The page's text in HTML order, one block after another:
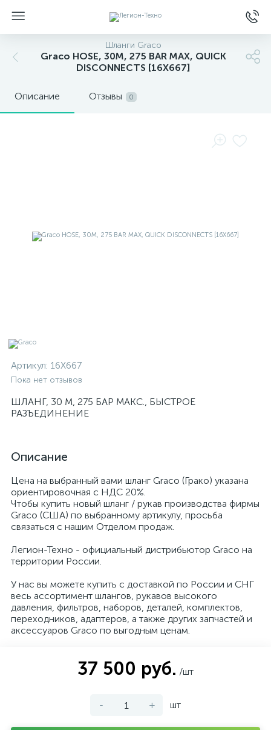
Шланги Graco
Graco HOSE, 30M, 275 BAR MAX, QUICK
DISCONNECTS [16X667]
Описание Отзывы 0
Артикул: 16X667
Пока нет отзывов
ШЛАНГ, 30 М, 275 БАР МАКС., БЫСТРОЕ
РАЗЪЕДИНЕНИЕ
Описание
Цена на выбранный вами шланг Graco (Грако) указана
ориентировочная с НДС 20%.
Чтобы купить новый шланг / рукав производства фирмы
Graco (США) по выбранному артикулу, просьба
связаться с нашим Отделом продаж.
Легион-Техно - официальный дистрибьютор Graco на
территории России.
У нас вы можете купить с доставкой по России и СНГ
весь ассортимент шлангов, рукавов высокого
давления, фильтров, наборов, деталей, комплектов,
переходников, адаптеров, а также других запчастей и
аксессуаров Graco по выгодным ценам.
37 500 руб. /шт
- + шт